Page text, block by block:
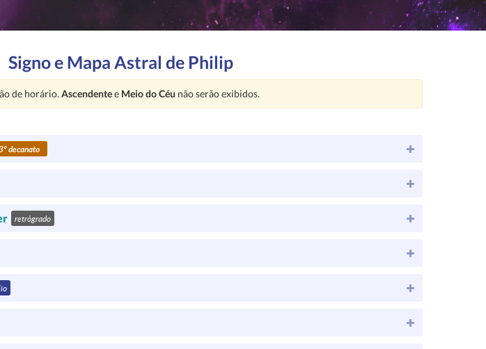
Signo e Mapa Astral de Philip
de horário. Ascendentee Meio do Céu não serão exibidos.
decanato
retrógrado